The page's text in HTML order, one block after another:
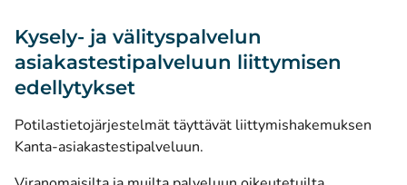
Kysely- ja välityspalvelun
asiakastestipalveluun liittymisen
edellytykset
Potilastietojärjestelmät täyttävät liittymishakemuksen
Kanta-asiakastestipalveluun.